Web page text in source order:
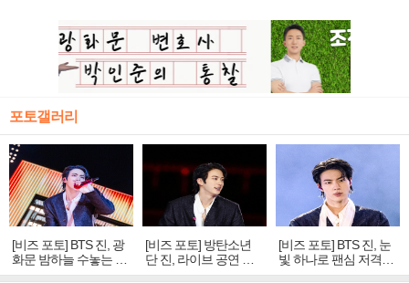
포토갤러리
[비즈 포토] BTS 진, 광
화문 밤하늘 수놓는 '비
주얼 킹'의 열창
[비즈 포토] 방탄소년
단 진, 라이브 공연 중
빛나는 독보적 아우라
[비즈 포토] BTS 진, 눈
빛 하나로 팬심 저격…
독보적 카리스마